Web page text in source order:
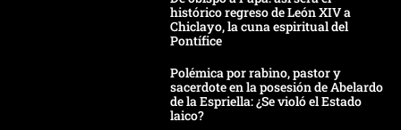
histórico regreso de León XIV a
Chiclayo, la cuna espiritual del
Pontífice
Polémica por rabino, pastor y
sacerdote en la posesión de Abelardo
de la Espriella: ¿Se violó el Estado
laico?